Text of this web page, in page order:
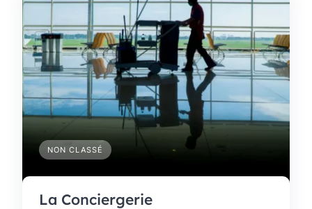
NON CLASSÉ
La Conciergerie